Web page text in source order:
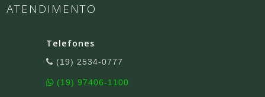
ATENDIMENTO
Telefones
(19) 2534-0777
(19) 97406-1100